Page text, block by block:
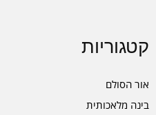
קטגוריות
אור הסולם
בינה מלאכותית